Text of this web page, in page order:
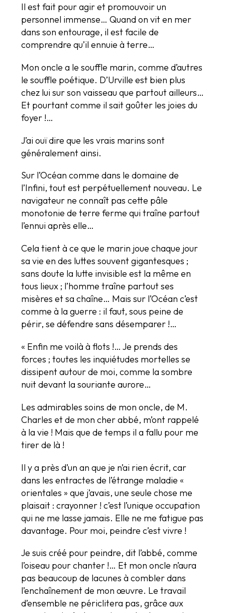
Il est fait pour agir et promouvoir un
personnel immense… Quand on vit en mer
dans son entourage, il est facile de
comprendre qu’il ennuie à terre…
Mon oncle a le souffle marin, comme d’autres
le souffle poétique. D’Urville est bien plus
chez lui sur son vaisseau que partout ailleurs…
Et pourtant comme il sait goûter les joies du
foyer !…
J’ai ouï dire que les vrais marins sont
généralement ainsi.
Sur l’Océan comme dans le domaine de
l’Infini, tout est perpétuellement nouveau. Le
navigateur ne connaît pas cette pâle
monotonie de terre ferme qui traîne partout
l’ennui après elle…
Cela tient à ce que le marin joue chaque jour
sa vie en des luttes souvent gigantesques ;
sans doute la lutte invisible est la même en
tous lieux ; l’homme traîne partout ses
misères et sa chaîne… Mais sur l’Océan c’est
comme à la guerre : il faut, sous peine de
périr, se défendre sans désemparer !…
« Enfin me voilà à flots !… Je prends des
forces ; toutes les inquiétudes mortelles se
dissipent autour de moi, comme la sombre
nuit devant la souriante aurore…
Les admirables soins de mon oncle, de M.
Charles et de mon cher abbé, m’ont rappelé
à la vie ! Mais que de temps il a fallu pour me
tirer de là !
Il y a près d’un an que je n’ai rien écrit, car
dans les entractes de l’étrange maladie «
orientales » que j’avais, une seule chose me
plaisait : crayonner ! c’est l’unique occupation
qui ne me lasse jamais. Elle ne me fatigue pas
davantage. Pour moi, peindre c’est vivre !
Je suis créé pour peindre, dit l’abbé, comme
l’oiseau pour chanter !… Et mon oncle n’aura
pas beaucoup de lacunes à combler dans
l’enchaînement de mon œuvre. Le travail
d’ensemble ne périclitera pas, grâce aux